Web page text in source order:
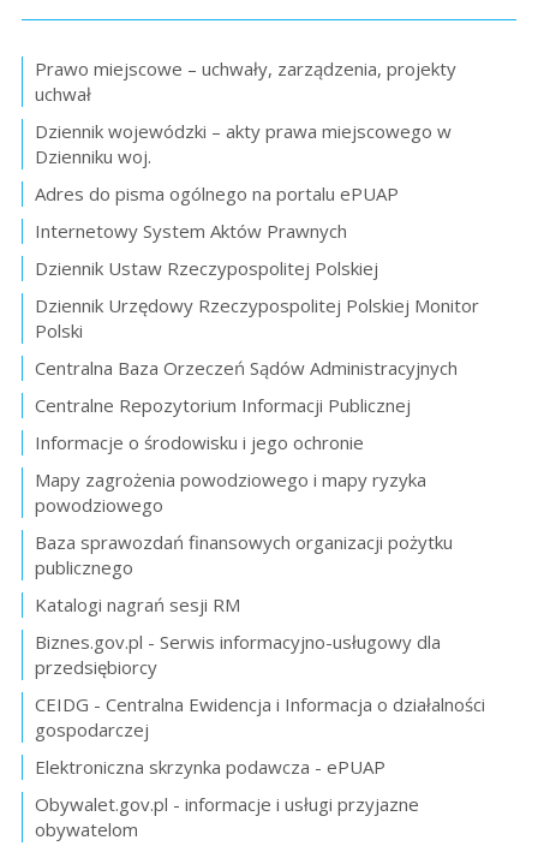
Prawo miejscowe – uchwały, zarządzenia, projekty
uchwał
Dziennik wojewódzki – akty prawa miejscowego w
Dzienniku woj.
Adres do pisma ogólnego na portalu ePUAP
Internetowy System Aktów Prawnych
Dziennik Ustaw Rzeczypospolitej Polskiej
Dziennik Urzędowy Rzeczypospolitej Polskiej Monitor
Polski
Centralna Baza Orzeczeń Sądów Administracyjnych
Centralne Repozytorium Informacji Publicznej
Informacje o środowisku i jego ochronie
Mapy zagrożenia powodziowego i mapy ryzyka
powodziowego
Baza sprawozdań finansowych organizacji pożytku
publicznego
Katalogi nagrań sesji RM
Biznes.gov.pl - Serwis informacyjno-usługowy dla
przedsiębiorcy
CEIDG - Centralna Ewidencja i Informacja o działalności
gospodarczej
Elektroniczna skrzynka podawcza - ePUAP
Obywalet.gov.pl - informacje i usługi przyjazne
obywatelom